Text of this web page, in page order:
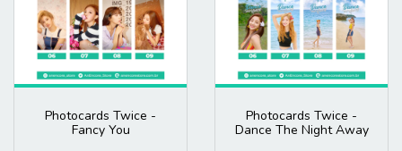
Photocards Twice -
Fancy You
Photocards Twice -
Dance The Night Away